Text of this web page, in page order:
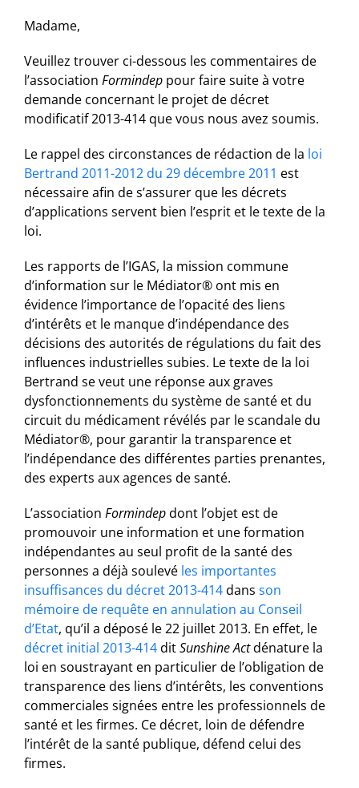
Madame,
Veuillez trouver ci-dessous les commentaires de
l’association Formindep pour faire suite à votre
demande concernant le projet de décret
modificatif 2013-414 que vous nous avez soumis.
Le rappel des circonstances de rédaction de la loi
Bertrand 2011-2012 du 29 décembre 2011 est
nécessaire afin de s’assurer que les décrets
d’applications servent bien l’esprit et le texte de la
loi.
Les rapports de l’IGAS, la mission commune
d’information sur le Médiator® ont mis en
évidence l’importance de l’opacité des liens
d’intérêts et le manque d’indépendance des
décisions des autorités de régulations du fait des
influences industrielles subies. Le texte de la loi
Bertrand se veut une réponse aux graves
dysfonctionnements du système de santé et du
circuit du médicament révélés par le scandale du
Médiator®, pour garantir la transparence et
l’indépendance des différentes parties prenantes,
des experts aux agences de santé.
L’association Formindepdont l’objet est de
promouvoir une information et une formation
indépendantes au seul profit de la santé des
personnes a déjà soulevé les importantes
insuffisances du décret 2013-414dans son
mémoire de requête en annulation au Conseil
d’Etat, qu’il a déposé le 22 juillet 2013. En effet, le
décret initial 2013-414ditSunshine Actdénature la
loi en soustrayant en particulier de l’obligation de
transparence des liens d’intérêts, les conventions
commerciales signées entre les professionnels de
santé et les firmes. Ce décret, loin de défendre
l’intérêt de la santé publique, défend celui des
firmes.